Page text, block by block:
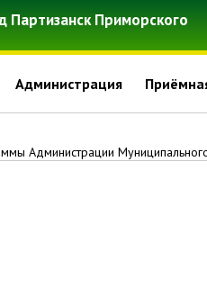
Партизанск Приморского
Администрация
Администрации